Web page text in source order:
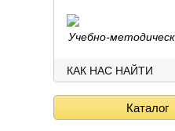
Учебно-
КАК НАС НАЙТИ
Каталог